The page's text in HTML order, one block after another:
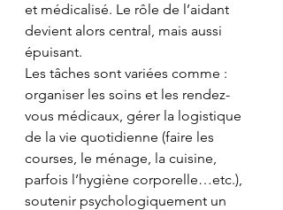
et médicalisé. Le rôle de l’aidant
devient alors central, mais aussi
épuisant.
Les tâches sont variées comme :
organiser les soins et les rendez-
vous médicaux, gérer la logistique
de la vie quotidienne (faire les
courses, le ménage, la cuisine,
parfois l’hygiène corporelle…etc.),
soutenir psychologiquement un